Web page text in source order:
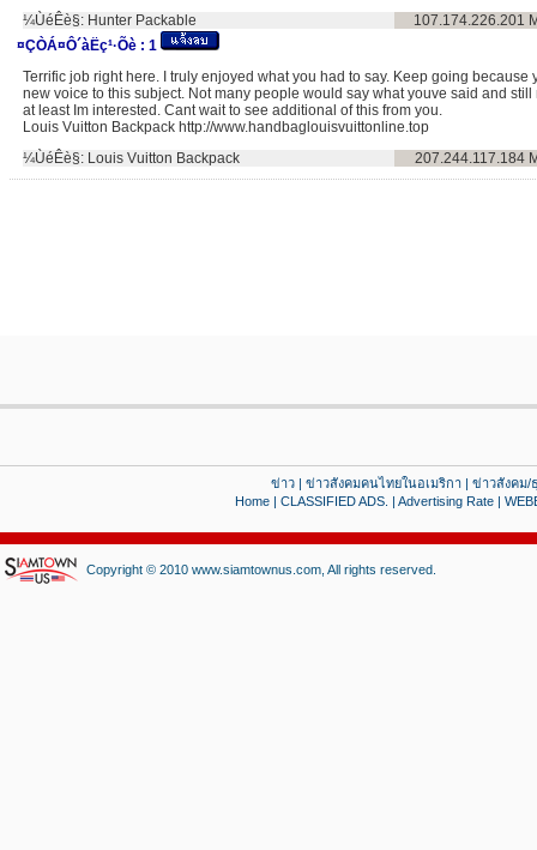
¼ÙéÊè§: Hunter Packable 107.174.226.201
¤ÇÒÁ¤Ô´àËç¹·Õè : 1
Terrific job right here. I truly enjoyed what you had to say. Keep going because
new voice to this subject. Not many people would say what youve said and
at least Im interested. Cant wait to see additional of this from you.
Louis Vuitton Backpack http://www.handbaglouisvuittonline.top
¼ÙéÊè§: Louis Vuitton Backpack 207.244.117.184
ข่าว| ข่าวสังคมคนไทยในอเมริกา| ข่าวสังคม/
Home| CLASSIFIED ADS. | Advertising Rate|
Copyright © 2010 www.siamtownus.com, All rights reserved.